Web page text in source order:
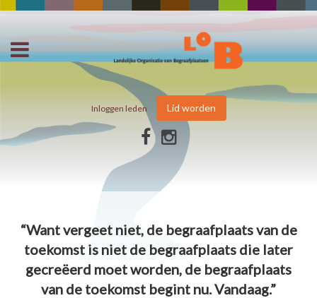
Inloggen leden Lid worden
“Want vergeet niet, de begraafplaats van de
toekomst is niet de begraafplaats die later
gecreëerd moet worden, de begraafplaats
van de toekomst begint nu. Vandaag.”